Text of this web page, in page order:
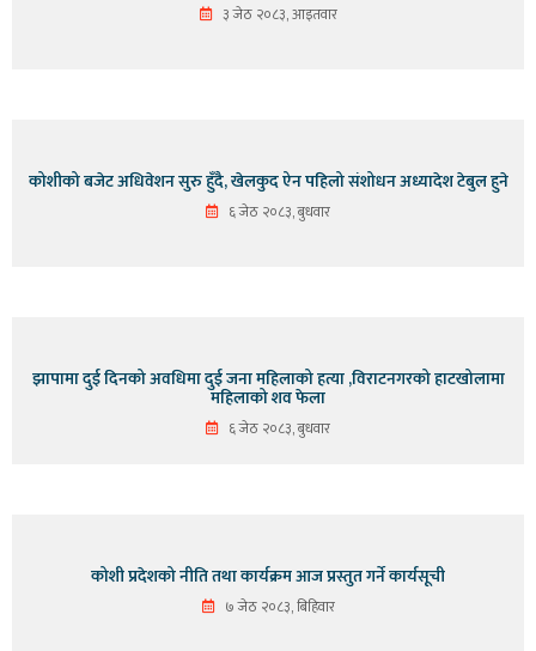
३ जेठ २०८३, आइतवार
कोशीको बजेट अधिवेशन सुरु हुँदै, खेलकुद ऐन पहिलो संशोधन अध्यादेश टेबुल हुने
६ जेठ २०८३, बुधवार
झापामा दुई दिनको अवधिमा दुई जना महिलाको हत्या ,विराटनगरको हाटखोलामा
महिलाको शव फेला
६ जेठ २०८३, बुधवार
कोशी प्रदेशको नीति तथा कार्यक्रम आज प्रस्तुत गर्ने कार्यसूची
७ जेठ २०८३, बिहिवार